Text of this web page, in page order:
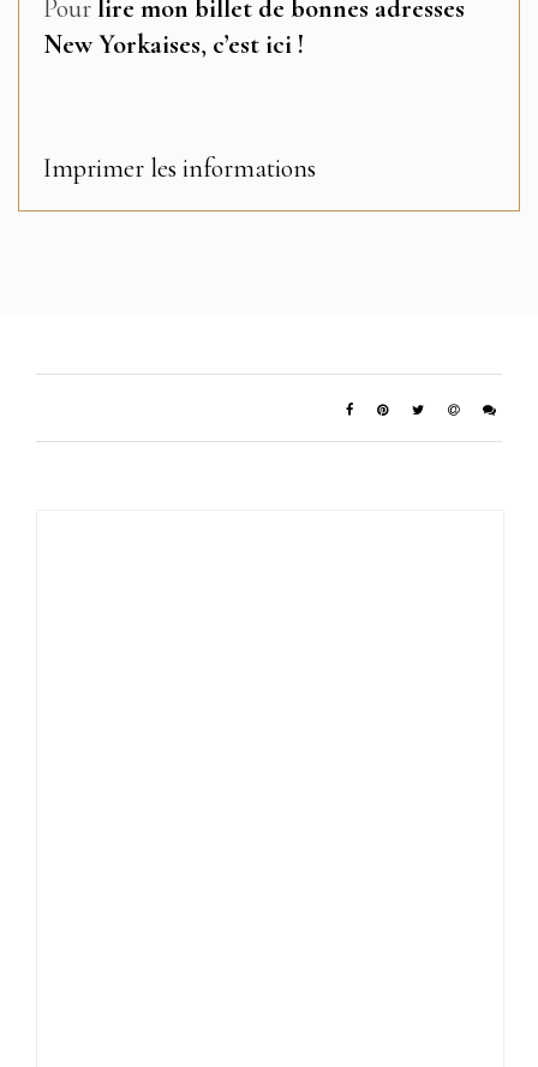
Pour lire mon billet de bonnes adresses
New Yorkaises, c’est ici !
Imprimer les informations